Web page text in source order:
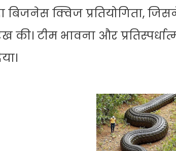
बिजनेस क्विज प्रतियोगिता,
की। टीम भावना और